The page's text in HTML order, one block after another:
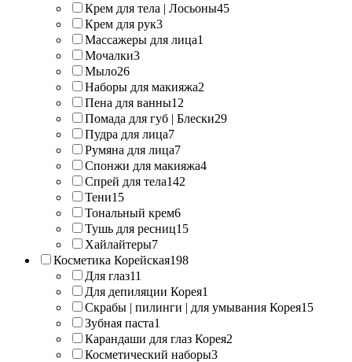
Крем для тела | Лосьоны45
Крем для рук3
Массажеры для лица1
Мочалки3
Мыло26
Наборы для макияжа2
Пена для ванны12
Помада для губ | Блески29
Пудра для лица7
Румяна для лица7
Спонжи для макияжа4
Спрей для тела142
Тени15
Тональный крем6
Тушь для ресниц15
Хайлайтеры7
Косметика Корейская198
Для глаз11
Для депиляции Корея1
Скрабы | пилинги | для умывания Корея15
Зубная паста1
Карандаши для глаз Корея2
Косметический наборы3